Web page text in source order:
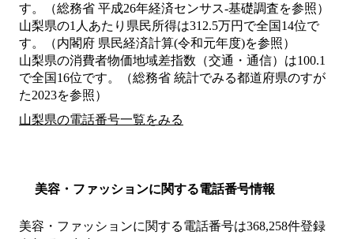
す。（総務省 平成26年経済センサス‐基礎調査を参照）
山梨県の1人あたり県民所得は312.5万円で全国14位で
す。（内閣府 県民経済計算(令和元年度)を参照）
山梨県の消費者物価地域差指数（交通・通信）は100.1
で全国16位です。（総務省 統計でみる都道府県のすが
た2023を参照）
山梨県の電話番号一覧をみる
美容・ファッションに関する電話番号情報
美容・ファッションに関する電話番号は368,258件登録